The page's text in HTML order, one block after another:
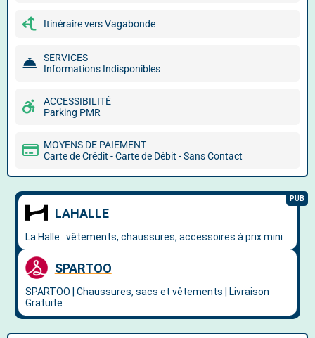
Itinéraire vers Vagabonde
SERVICES
Informations Indisponibles
ACCESSIBILITÉ
Parking PMR
MOYENS DE PAIEMENT
Carte de Crédit - Carte de Débit - Sans Contact